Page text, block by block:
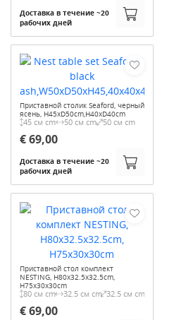
Доставка в течение ~20
рабочих дней
Приставной столик Seaford, черный
ясень, H45xD50cm,H40xD40cm
45 см cm 50 см cm 50 см cm
€ 69,00
Доставка в течение ~20
рабочих дней
Приставной стол комплект
NESTING, H80x32.5x32.5cm,
H75x30x30cm
80 см cm 32.5 см cm 32.5 см cm
€ 69,00